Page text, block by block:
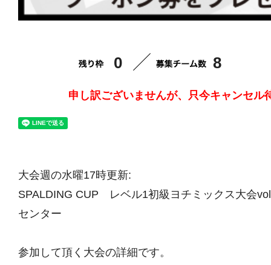
0 8
申し訳ございませんが、只今キャンセル
大会週の水曜17時更新:
SPALDING CUP レベル1初級ヨチミックス大会
センター
参加して頂く大会の詳細です。